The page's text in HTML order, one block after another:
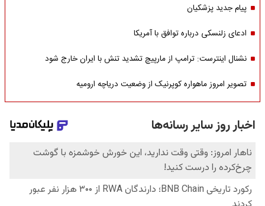
پیام جدید پزشکیان
ادعای زلنسکی درباره توافق با آمریکا
نشنال اینترست: ترامپ از مارپیچ تشدید تنش با ایران خارج شود
تصویر امروز ماهواره کوپرنیک از وضعیت دریاچه ارومیه